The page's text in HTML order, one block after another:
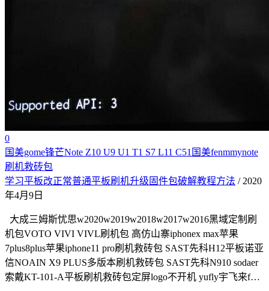
0
国美gome锋芒Note Z10 U9 U1 T1 S7 L11 C51国美fenmmynote
刷机救砖包
学习平板改正常普通平板刷机升级固件包破解教程方法 / 2020
年4月9日
大成三姆斯忧思w2020w2019w2018w2017w2016黑域定制刷
机包VOTO VIVI VIVL刷机包 高仿山寨iphonex max苹果
7plus8plus苹果iphone11 pro刷机救砖包 SAST先科H12平板诺亚
信NOAIN X9 PLUS多版本刷机救砖包 SAST先科N910 sodaer
索戴KT-101-A平板刷机救砖包定屏logo不开机 yufly宇飞来f…